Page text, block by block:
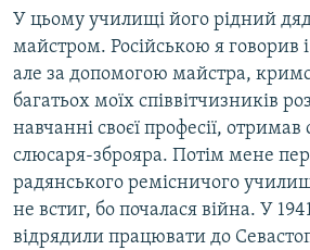
У цьому училищі його рідний
майстром. Російською я говорив
але за допомогою майстра,
багатьох моїх співвітчизників
навчанні своєї професії, отримав
слюсаря-зброяра. Потім мене
радянського ремісничого
не встиг, бо почалася війна. У
відрядили працювати до